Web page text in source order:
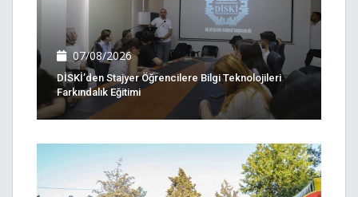
07/08/2026
DİSKİ’den Stajyer Öğrencilere Bilgi Teknolojileri
Farkındalık Eğitimi